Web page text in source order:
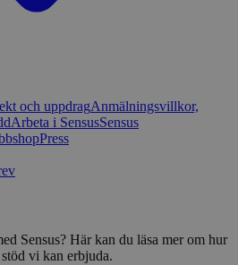
och uppdragAnmälningsvillkor,
Arbeta i SensusSensus
Press
Sensus? Här kan du läsa mer om hur
vi kan erbjuda.